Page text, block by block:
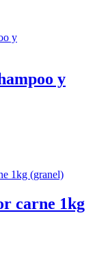
y
carne 1kg